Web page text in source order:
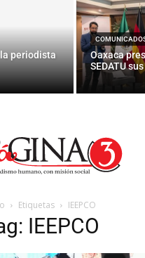
periodista
Oaxaca
SEDATU
Etiquetas IEEPCO
IEEPCO